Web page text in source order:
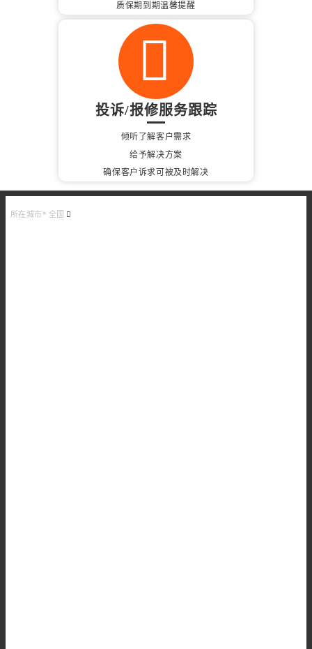
质保期到期温馨提醒
投诉/报修服务跟踪
倾听了解客户需求
给予解决方案
确保客户诉求可被及时解决
所在城市* 全国